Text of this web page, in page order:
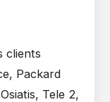
clients
Packard
Tele 2,